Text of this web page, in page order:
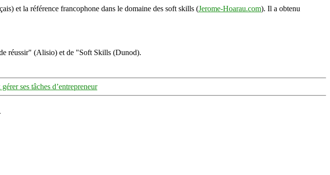
et la référence francophone dans le domaine des soft skills (Jerome-Hoarau.com). Il a obtenu
réussir" (Alisio) et de "Soft Skills (Dunod).
ses tâches d’entrepreneur